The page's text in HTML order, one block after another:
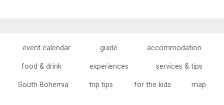
event calendar guide accommodation
food & drink experiences services & tips
South Bohemia trip tips for the kids map